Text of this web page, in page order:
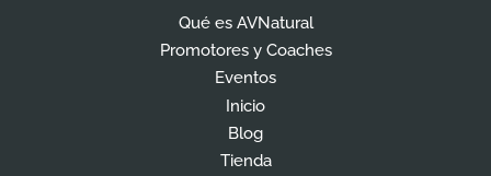
Qué es AVNatural
Promotores y Coaches
Eventos
Inicio
Blog
Tienda